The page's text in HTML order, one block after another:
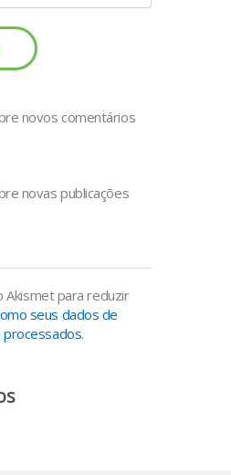
novos comentários
novas publicações
Akismet para reduzir
seus dados de
processados.